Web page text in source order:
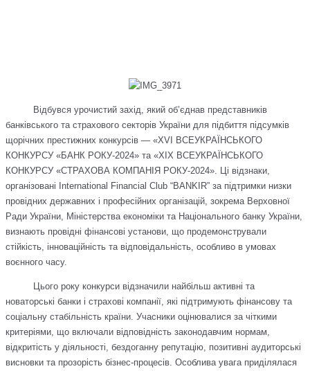
Відбувся урочистий захід, який об’єднав представників
банківського та страхового секторів України для підбиття підсумків
щорічних престижних конкурсів — «XVI ВСЕУКРАЇНСЬКОГО
КОНКУРСУ «БАНК РОКУ-2024» та «XIX ВСЕУКРАЇНСЬКОГО
КОНКУРСУ «СТРАХОВА КОМПАНІЯ РОКУ-2024». Ці відзнаки,
організовані International Financial Club “BANKIR” за підтримки низки
провідних державних і професійних організацій, зокрема Верховної
Ради України, Міністерства економіки та Національного банку України,
визнають провідні фінансові установи, що продемонстрували
стійкість, інноваційність та відповідальність, особливо в умовах
воєнного часу.
Цього року конкурси відзначили найбільш активні та
новаторські банки і страхові компанії, які підтримують фінансову та
соціальну стабільність країни. Учасники оцінювалися за чіткими
критеріями, що включали відповідність законодавчим нормам,
відкритість у діяльності, бездоганну репутацію, позитивні аудиторські
висновки та прозорість бізнес-процесів. Особлива увага приділялася